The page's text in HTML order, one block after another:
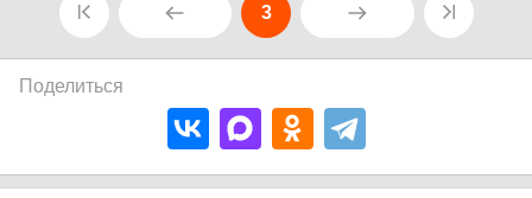
3
Поделиться